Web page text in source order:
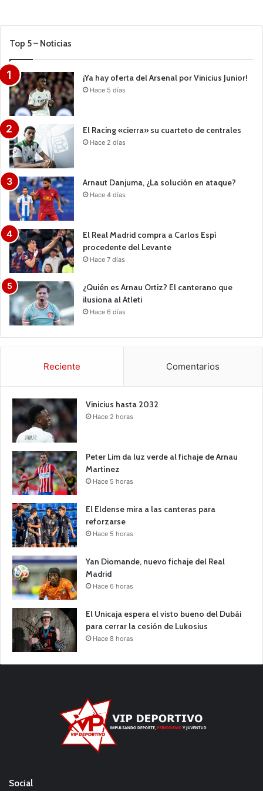
Top 5 – Noticias
¡Ya hay oferta del Arsenal por Vinicius Junior!
Hace 5 días
El Racing «cierra» su cuarteto de centrales
Hace 2 días
Arnaut Danjuma, ¿La solución en ataque?
Hace 4 días
El Real Madrid compra a Carlos Espí
procedente del Levante
Hace 7 días
¿Quién es Arnau Ortiz? El canterano que
ilusiona al Atleti
Hace 6 días
Reciente Comentarios
Vinicius hasta 2032
Hace 2 horas
Peter Lim da luz verde al fichaje de Arnau
Martínez
Hace 5 horas
El Eldense mira a las canteras para
reforzarse
Hace 5 horas
Yan Diomande, nuevo fichaje del Real
Madrid
Hace 6 horas
El Unicaja espera el visto bueno del Dubái
para cerrar la cesión de Lukosius
Hace 8 horas
Social